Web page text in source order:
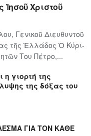
Χριστοῦ
Γενικοῦ Διευθυντοῦ
τῆς Ἑλλάδος Ὁ Κύ­ρι­
Του Πέ­τρο,...
γιορτή της
της δόξας του
ΓΙΑ ΤΟΝ ΚΑΘΕ